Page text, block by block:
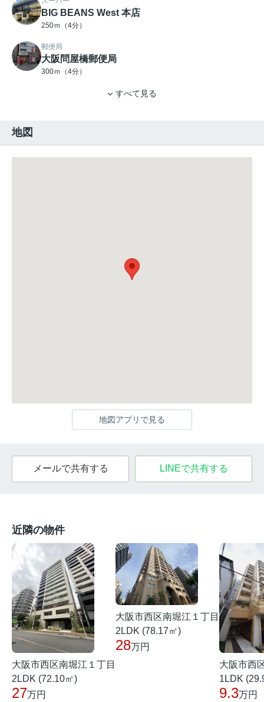
BIG BEANS West 本店
250ｍ（4分）
郵便局
大阪問屋橋郵便局
300ｍ（4分）
すべて見る
地図
地図アプリで見る
メールで共有する LINEで共有する
近隣の物件
大阪市西区南堀江１丁目
2LDK (72.10㎡)
27万円
大阪市西区南堀江１丁目
2LDK (78.17㎡)
28万円
大阪市西
1LDK
9.3万円